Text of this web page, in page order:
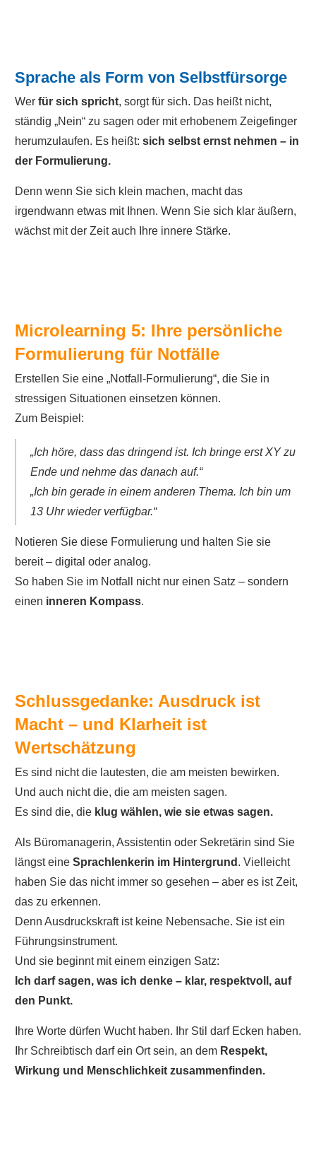
Sprache als Form von Selbstfürsorge
Wer für sich spricht, sorgt für sich. Das heißt nicht,
ständig „Nein“ zu sagen oder mit erhobenem Zeigefinger
herumzulaufen. Es heißt: sich selbst ernst nehmen – in
der Formulierung.
Denn wenn Sie sich klein machen, macht das
irgendwann etwas mit Ihnen. Wenn Sie sich klar äußern,
wächst mit der Zeit auch Ihre innere Stärke.
Microlearning 5: Ihre persönliche
Formulierung für Notfälle
Erstellen Sie eine „Notfall-Formulierung“, die Sie in
stressigen Situationen einsetzen können.
Zum Beispiel:
„Ich höre, dass das dringend ist. Ich bringe erst XY zu
Ende und nehme das danach auf.“
„Ich bin gerade in einem anderen Thema. Ich bin um
13 Uhr wieder verfügbar.“
Notieren Sie diese Formulierung und halten Sie sie
bereit – digital oder analog.
So haben Sie im Notfall nicht nur einen Satz – sondern
einen inneren Kompass.
Schlussgedanke: Ausdruck ist
Macht – und Klarheit ist
Wertschätzung
Es sind nicht die lautesten, die am meisten bewirken.
Und auch nicht die, die am meisten sagen.
Es sind die, die klug wählen, wie sie etwas sagen.
Als Büromanagerin, Assistentin oder Sekretärin sind Sie
längst eine Sprachlenkerin im Hintergrund . Vielleicht
haben Sie das nicht immer so gesehen – aber es ist Zeit,
das zu erkennen.
Denn Ausdruckskraft ist keine Nebensache. Sie ist ein
Führungsinstrument.
Und sie beginnt mit einem einzigen Satz:
Ich darf sagen, was ich denke – klar, respektvoll, auf
den Punkt.
Ihre Worte dürfen Wucht haben. Ihr Stil darf Ecken haben.
Ihr Schreibtisch darf ein Ort sein, an dem Respekt,
Wirkung und Menschlichkeit zusammenfinden.